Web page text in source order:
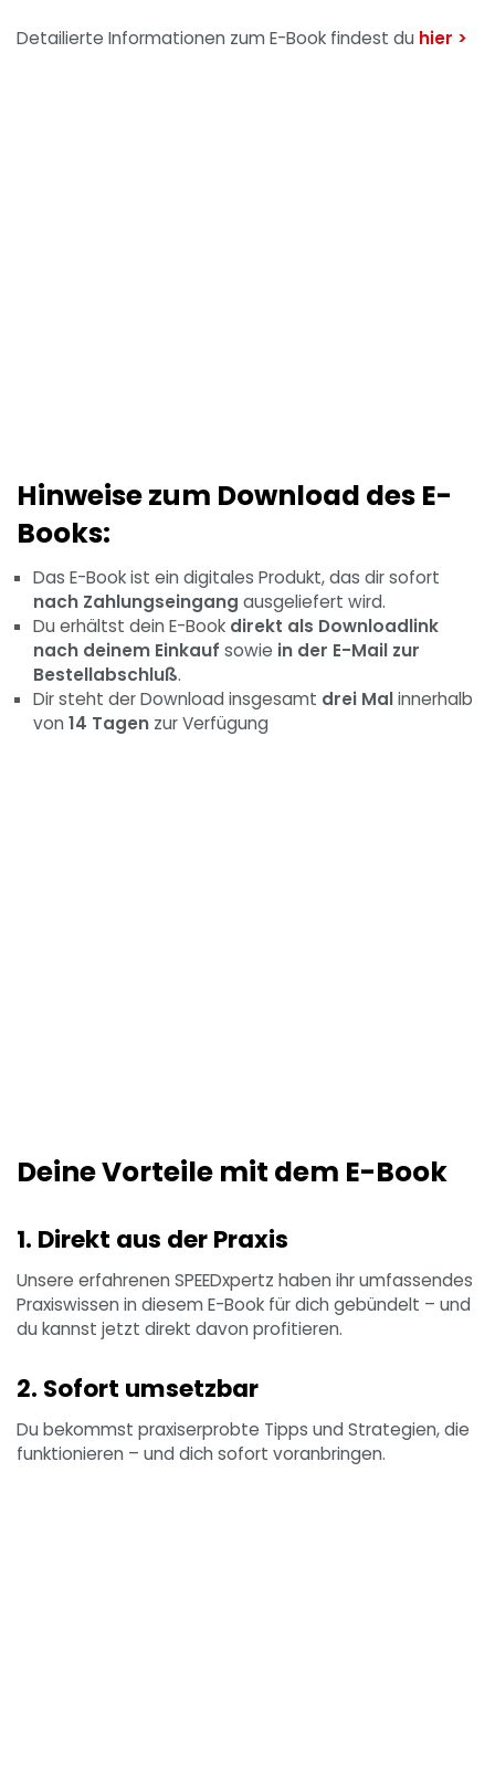
Detailierte Informationen zum E-Book findest du hier >
Hinweise zum Download des E-
Books:
Das E-Book ist ein digitales Produkt, das dir sofort
nach Zahlungseingang ausgeliefert wird.
Du erhältst dein E-Book direkt als Downloadlink
nach deinem Einkauf sowie in der E-Mail zur
Bestellabschluß.
Dir steht der Download insgesamt drei Malinnerhalb
von 14 Tagen zur Verfügung
Deine Vorteile mit dem E-Book
1. Direkt aus der Praxis
Unsere erfahrenen SPEEDxpertz haben ihr umfassendes
Praxiswissen in diesem E-Book für dich gebündelt – und
du kannst jetzt direkt davon profitieren.
2. Sofort umsetzbar
Du bekommst praxiserprobte Tipps und Strategien, die
funktionieren – und dich sofort voranbringen.